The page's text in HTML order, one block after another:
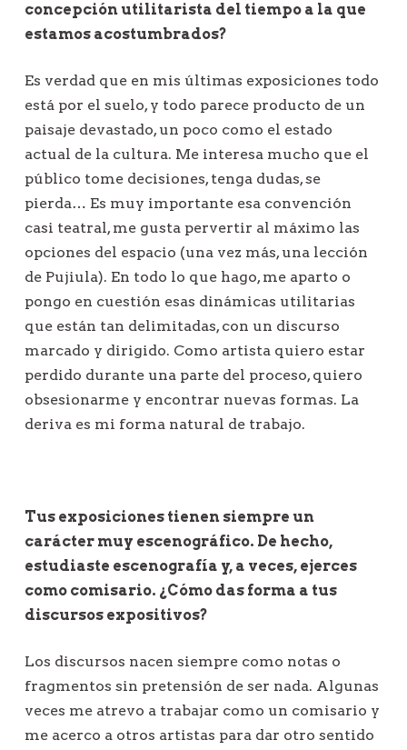
concepción utilitarista del tiempo a la que
estamos acostumbrados?
Es verdad que en mis últimas exposiciones todo
está por el suelo, y todo parece producto de un
paisaje devastado, un poco como el estado
actual de la cultura. Me interesa mucho que el
público tome decisiones, tenga dudas, se
pierda… Es muy importante esa convención
casi teatral, me gusta pervertir al máximo las
opciones del espacio (una vez más, una lección
de Pujiula). En todo lo que hago, me aparto o
pongo en cuestión esas dinámicas utilitarias
que están tan delimitadas, con un discurso
marcado y dirigido. Como artista quiero estar
perdido durante una parte del proceso, quiero
obsesionarme y encontrar nuevas formas. La
deriva es mi forma natural de trabajo.
Tus exposiciones tienen siempre un
carácter muy escenográfico. De hecho,
estudiaste escenografía y, a veces, ejerces
como comisario. ¿Cómo das forma a tus
discursos expositivos?
Los discursos nacen siempre como notas o
fragmentos sin pretensión de ser nada. Algunas
veces me atrevo a trabajar como un comisario y
me acerco a otros artistas para dar otro sentido